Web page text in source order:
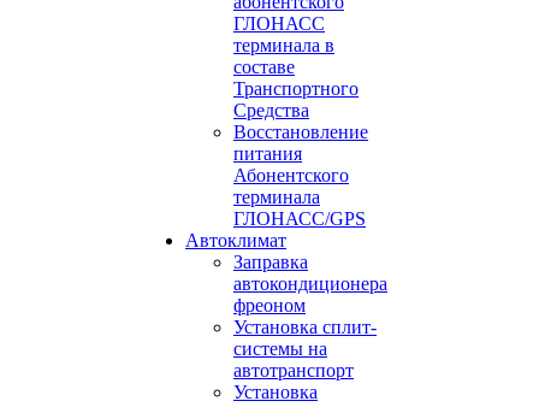
ГЛОНАСС
терминала в
составе
Транспортного
Средства
Восстановление
питания
Абонентского
терминала
ГЛОНАСС/GPS
Автоклимат
Заправка
автокондиционера
фреоном
Установка сплит-
системы на
автотранспорт
Установка